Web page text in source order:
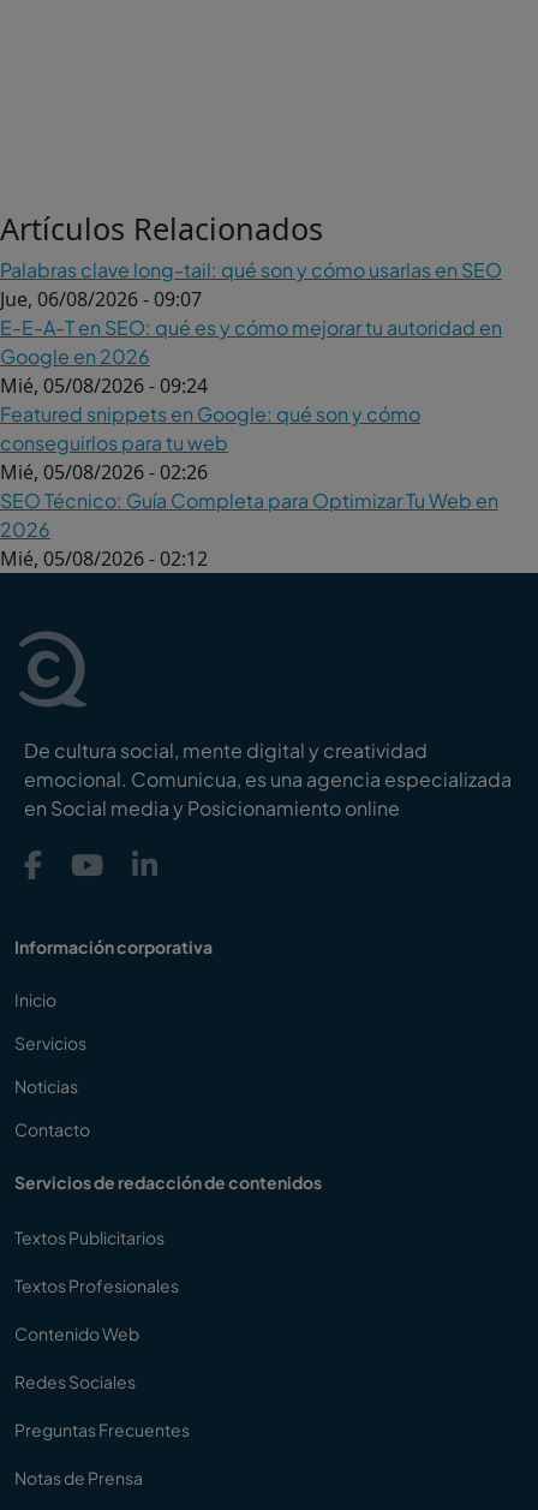
Artículos Relacionados
Palabras clave long-tail: qué son y cómo usarlas en SEO
Jue, 06/08/2026 - 09:07
E-E-A-T en SEO: qué es y cómo mejorar tu autoridad en
Google en 2026
Mié, 05/08/2026 - 09:24
Featured snippets en Google: qué son y cómo
conseguirlos para tu web
Mié, 05/08/2026 - 02:26
SEO Técnico: Guía Completa para Optimizar Tu Web en
2026
Mié, 05/08/2026 - 02:12
De cultura social, mente digital y creatividad
emocional. Comunicua, es una agencia especializada
en Social media y Posicionamiento online
Información corporativa
Inicio
Servicios
Noticias
Contacto
Servicios de redacción de contenidos
Textos Publicitarios
Textos Profesionales
Contenido Web
Redes Sociales
Preguntas Frecuentes
Notas de Prensa